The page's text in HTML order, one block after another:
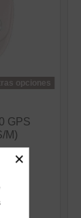
opciones
GPS
M)
×